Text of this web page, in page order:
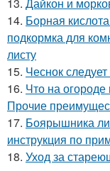
13. Дайкон и
14. Борная
подкормка для
листу
15. Чеснок
16. Что на
Прочие
17. Боярышника
инструкция по
18. Уход за